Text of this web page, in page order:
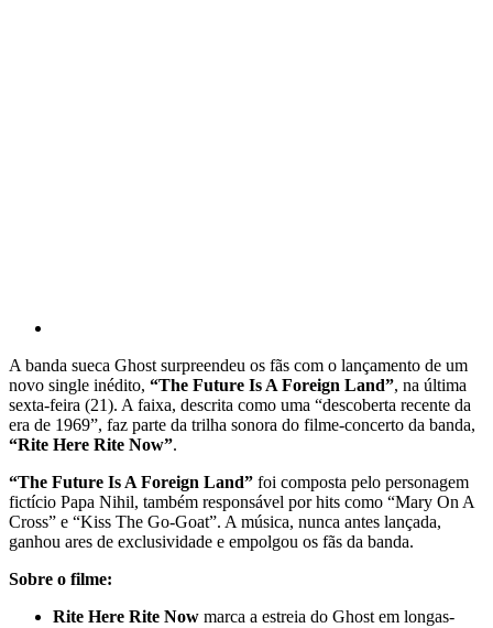
A banda sueca Ghost surpreendeu os fãs com o lançamento de um
novo single inédito, “The Future Is A Foreign Land”, na última
sexta-feira (21). A faixa, descrita como uma “descoberta recente da
era de 1969”, faz parte da trilha sonora do filme-concerto da banda,
“Rite Here Rite Now”.
“The Future Is A Foreign Land” foi composta pelo personagem
fictício Papa Nihil, também responsável por hits como “Mary On A
Cross” e “Kiss The Go-Goat”. A música, nunca antes lançada,
ganhou ares de exclusividade e empolgou os fãs da banda.
Sobre o filme:
Rite Here Rite Now marca a estreia do Ghost em longas-